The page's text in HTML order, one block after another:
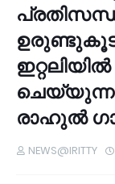
ചെയ്യുന്ന
രാഹുൽ
NEWS@IRITTY